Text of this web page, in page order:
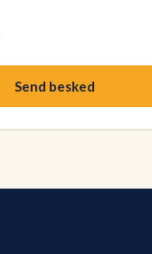
Send besked